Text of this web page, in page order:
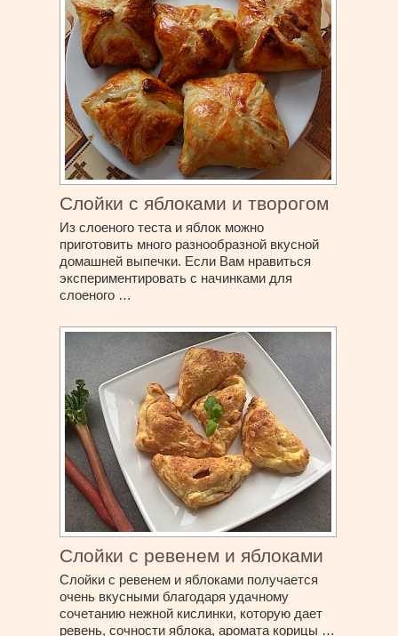
Слойки с яблоками и творогом
Из слоеного теста и яблок можно
приготовить много разнообразной вкусной
домашней выпечки. Если Вам нравиться
экспериментировать с начинками для
слоеного …
Слойки с ревенем и яблоками
Слойки с ревенем и яблоками получается
очень вкусными благодаря удачному
сочетанию нежной кислинки, которую дает
ревень, сочности яблока, аромата корицы …